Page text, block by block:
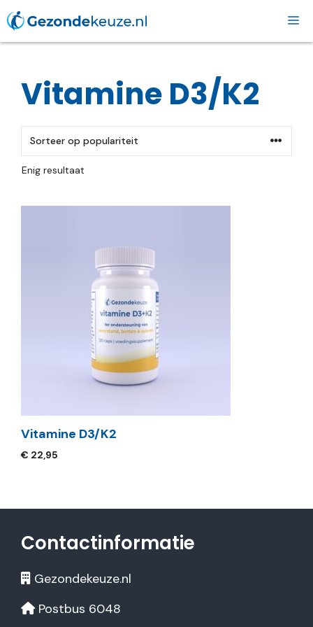
naar
de
Vitamine D3/K2
Enig resultaat
Vitamine D3/K2
€ 22,95
Contactinformatie
Gezondekeuze.nl
Postbus 6048